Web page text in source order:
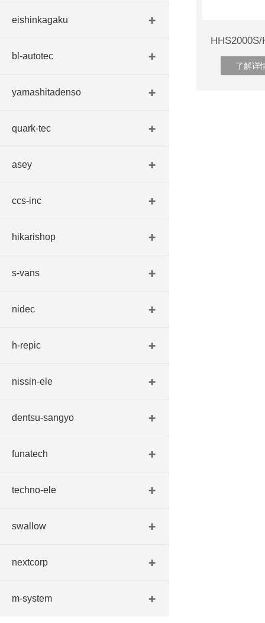
eishinkagaku
bl-autotec
yamashitadenso
quark-tec
asey
ccs-inc
hikarishop
s-vans
nidec
h-repic
nissin-ele
dentsu-sangyo
funatech
techno-ele
swallow
nextcorp
m-system
了解详